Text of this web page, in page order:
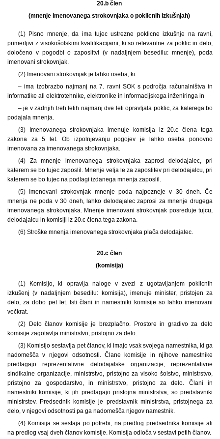
20.b člen
(mnenje imenovanega strokovnjaka o poklicnih izkušnjah)
(1) Pisno mnenje, da ima tujec ustrezne poklicne izkušnje na ravni,
primerljivi z visokošolskimi kvalifikacijami, ki so relevantne za poklic in delo,
določeno v pogodbi o zaposlitvi (v nadaljnjem besedilu: mnenje), poda
imenovani strokovnjak.
(2) Imenovani strokovnjak je lahko oseba, ki:
– ima izobrazbo najmanj na 7. ravni SOK s področja računalništva in
informatike ali elektrotehnike, elektronike in informacijskega inženiringa in
– je v zadnjih treh letih najmanj dve leti opravljala poklic, za katerega bo
podajala mnenja.
(3) Imenovanega strokovnjaka imenuje komisija iz 20.c člena tega
zakona za 5 let. Ob izpolnjevanju pogojev je lahko oseba ponovno
imenovana za imenovanega strokovnjaka.
(4) Za mnenje imenovanega strokovnjaka zaprosi delodajalec, pri
katerem se bo tujec zaposlil. Mnenje velja le za zaposlitev pri delodajalcu, pri
katerem se bo tujec na podlagi izdanega mnenja zaposlil.
(5) Imenovani strokovnjak mnenje poda najpozneje v 30 dneh. Če
mnenja ne poda v 30 dneh, lahko delodajalec zaprosi za mnenje drugega
imenovanega strokovnjaka. Mnenje imenovani strokovnjak posreduje tujcu,
delodajalcu in komisiji iz 20.c člena tega zakona.
(6) Stroške mnenja imenovanega strokovnjaka plača delodajalec.
20.c člen
(komisija)
(1) Komisijo, ki opravlja naloge v zvezi z ugotavljanjem poklicnih
izkušenj (v nadaljnjem besedilu: komisija), imenuje minister, pristojen za
delo, za dobo pet let. Isti člani in namestniki komisije so lahko imenovani
večkrat.
(2) Delo članov komisije je brezplačno. Prostore in gradivo za delo
komisije zagotavlja ministrstvo, pristojno za delo.
(3) Komisijo sestavlja pet članov, ki imajo vsak svojega namestnika, ki ga
nadomešča v njegovi odsotnosti. Člane komisije in njihove namestnike
predlagajo reprezentativne delodajalske organizacije, reprezentativne
sindikalne organizacije, ministrstvo, pristojno za visoko šolstvo, ministrstvo,
pristojno za gospodarstvo, in ministrstvo, pristojno za delo. Člani in
namestniki komisije, ki jih predlagajo pristojna ministrstva, so predstavniki
ministrstev. Predsednik komisije je predstavnik ministrstva, pristojnega za
delo, v njegovi odsotnosti pa ga nadomešča njegov namestnik.
(4) Komisija se sestaja po potrebi, na predlog predsednika komisije ali
na predlog vsaj dveh članov komisije. Komisija odloča v sestavi petih članov.